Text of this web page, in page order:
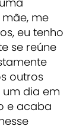
me
eu tenho
se reúne
outros
dia em
e acaba